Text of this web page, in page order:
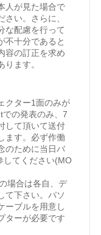
人が見た場合で
い。さらに、
な配慮を行って
不十分であると
容の訂正を求め
ます。
クター1面のみが
の発表のみ、7
して頂いて送付
ます。必ず作働
のために当日バ
してください(MO
場合は各自、デ
て下さい。パソ
ーブルを用意し
ターが必要です